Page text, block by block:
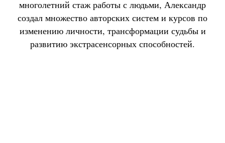
многолетний стаж работы с людьми, Александр
создал множество авторских систем и курсов по
изменению личности, трансформации судьбы и
развитию экстрасенсорных способностей.